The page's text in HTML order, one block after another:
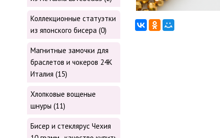
Коллекционные статуэтки
из японского бисера (0)
Магнитные замочки для
браслетов и чокеров 24К
Италия (15)
Хлопковые вощеные
шнуры (11)
Бисер и стеклярус Чехия